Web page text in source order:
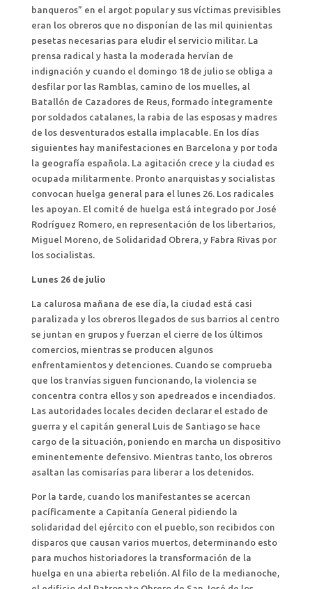
banqueros” en el argot popular y sus víctimas previsibles
eran los obreros que no disponían de las mil quinientas
pesetas necesarias para eludir el servicio militar. La
prensa radical y hasta la moderada hervían de
indignación y cuando el domingo 18 de julio se obliga a
desfilar por las Ramblas, camino de los muelles, al
Batallón de Cazadores de Reus, formado íntegramente
por soldados catalanes, la rabia de las esposas y madres
de los desventurados estalla implacable. En los días
siguientes hay manifestaciones en Barcelona y por toda
la geografía española. La agitación crece y la ciudad es
ocupada militarmente. Pronto anarquistas y socialistas
convocan huelga general para el lunes 26. Los radicales
les apoyan. El comité de huelga está integrado por José
Rodríguez Romero, en representación de los libertarios,
Miguel Moreno, de Solidaridad Obrera, y Fabra Rivas por
los socialistas.
Lunes 26 de julio
La calurosa mañana de ese día, la ciudad está casi
paralizada y los obreros llegados de sus barrios al centro
se juntan en grupos y fuerzan el cierre de los últimos
comercios, mientras se producen algunos
enfrentamientos y detenciones. Cuando se comprueba
que los tranvías siguen funcionando, la violencia se
concentra contra ellos y son apedreados e incendiados.
Las autoridades locales deciden declarar el estado de
guerra y el capitán general Luis de Santiago se hace
cargo de la situación, poniendo en marcha un dispositivo
eminentemente defensivo. Mientras tanto, los obreros
asaltan las comisarías para liberar a los detenidos.
Por la tarde, cuando los manifestantes se acercan
pacíficamente a Capitanía General pidiendo la
solidaridad del ejército con el pueblo, son recibidos con
disparos que causan varios muertos, determinando esto
para muchos historiadores la transformación de la
huelga en una abierta rebelión. Al filo de la medianoche,